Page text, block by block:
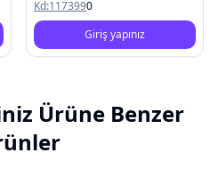
Kd:1173990
Giriş yapınız
Ürüne Benzer